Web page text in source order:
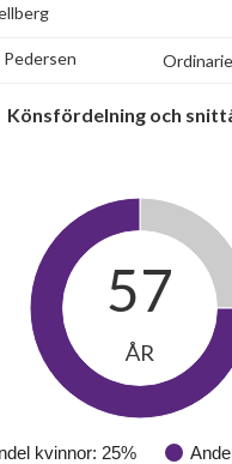
Pedersen
Könsfördelning och
kvinnor: 25%
57
ÅR